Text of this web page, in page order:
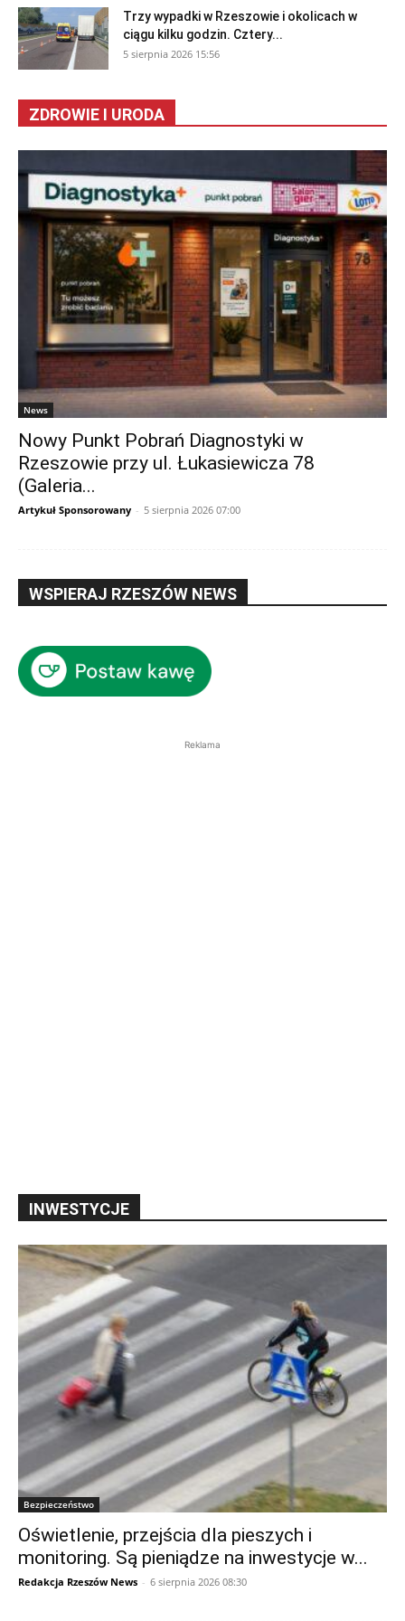
Trzy wypadki w Rzeszowie i okolicach w
ciągu kilku godzin. Cztery...
5 sierpnia 2026 15:56
ZDROWIE I URODA
News
Nowy Punkt Pobrań Diagnostyki w
Rzeszowie przy ul. Łukasiewicza 78
(Galeria...
Artykuł Sponsorowany - 5 sierpnia 2026 07:00
WSPIERAJ RZESZÓW NEWS
Reklama
INWESTYCJE
Bezpieczeństwo
Oświetlenie, przejścia dla pieszych i
monitoring. Są pieniądze na inwestycje w...
Redakcja Rzeszów News - 6 sierpnia 2026 08:30